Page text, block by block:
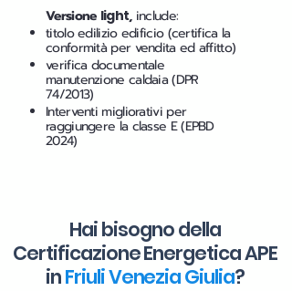
Versione light,include:
titolo edilizio edificio (certifica la
conformità per vendita ed affitto)
verifica documentale
manutenzione caldaia (DPR
74/2013)
Interventi migliorativi per
raggiungere la classe E (EPBD
2024)
Hai bisogno della
Certificazione Energetica APE
inFriuli Venezia Giulia?